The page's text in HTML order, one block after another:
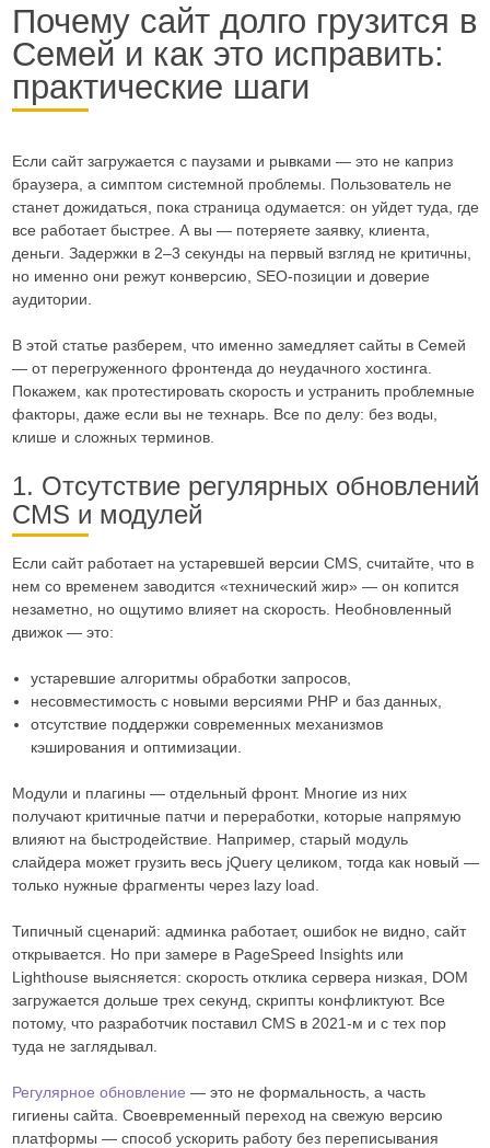
Почему сайт долго грузится в
Семей и как это исправить:
практические шаги
Если сайт загружается с паузами и рывками — это не каприз
браузера, а симптом системной проблемы. Пользователь не
станет дожидаться, пока страница одумается: он уйдет туда, где
все работает быстрее. А вы — потеряете заявку, клиента,
деньги. Задержки в 2–3 секунды на первый взгляд не критичны,
но именно они режут конверсию, SEO-позиции и доверие
аудитории.
В этой статье разберем, что именно замедляет сайты в Семей
— от перегруженного фронтенда до неудачного хостинга.
Покажем, как протестировать скорость и устранить проблемные
факторы, даже если вы не технарь. Все по делу: без воды,
клише и сложных терминов.
1. Отсутствие регулярных обновлений
CMS и модулей
Если сайт работает на устаревшей версии CMS, считайте, что в
нем со временем заводится «технический жир» — он копится
незаметно, но ощутимо влияет на скорость. Необновленный
движок — это:
устаревшие алгоритмы обработки запросов,
несовместимость с новыми версиями PHP и баз данных,
отсутствие поддержки современных механизмов
кэширования и оптимизации.
Модули и плагины — отдельный фронт. Многие из них
получают критичные патчи и переработки, которые напрямую
влияют на быстродействие. Например, старый модуль
слайдера может грузить весь jQuery целиком, тогда как новый —
только нужные фрагменты через lazy load.
Типичный сценарий: админка работает, ошибок не видно, сайт
открывается. Но при замере в PageSpeed Insights или
Lighthouse выясняется: скорость отклика сервера низкая, DOM
загружается дольше трех секунд, скрипты конфликтуют. Все
потому, что разработчик поставил CMS в 2021-м и с тех пор
туда не заглядывал.
Регулярное обновление — это не формальность, а часть
гигиены сайта. Своевременный переход на свежую версию
платформы — способ ускорить работу без переписывания